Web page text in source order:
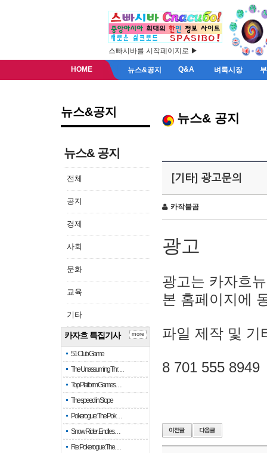
스빠시바를 시작페이지로 ▶
HOME 뉴스&공지 Q&A 벼룩시장
뉴스&공지
뉴스& 공지
전체
공지
경제
사회
문화
교육
기타
카자흐 특집기사
51 Club Game
The Unassuming Thr…
Top Platform Games…
The speed in Slope
Pokerogue: The Pok…
Snow Rider: Endles…
Re: Pokerogue: The…
more
뉴스& 공지
[기타] 광고문의
카작불곰
광고
광고는 카자흐
본 홈페이지에
파일 제작 및 기
8 701 555 8949